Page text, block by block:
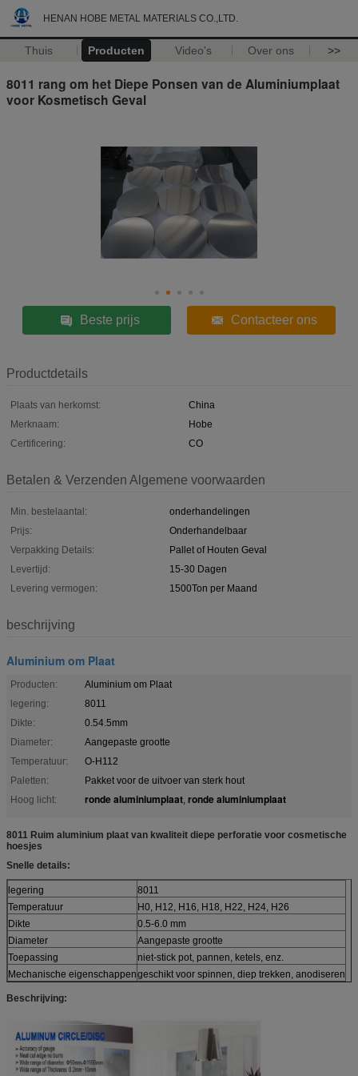
HENAN HOBE METAL MATERIALS CO.,LTD.
Thuis Producten Video's Over ons >>
8011 rang om het Diepe Ponsen van de Aluminiumplaat
voor Kosmetisch Geval
Beste prijs Contacteer ons
Productdetails
Plaats van herkomst:
China
Merknaam:
Hobe
Certificering:
CO
Betalen & Verzenden Algemene voorwaarden
Min. bestelaantal:
onderhandelingen
Prijs:
Onderhandelbaar
Verpakking Details:
Pallet of Houten Geval
Levertijd:
15-30 Dagen
Levering vermogen:
1500Ton per Maand
beschrijving
Aluminium om Plaat
Producten:
Aluminium om Plaat
legering:
8011
Dikte:
0.54.5mm
Diameter:
Aangepaste grootte
Temperatuur:
O-H112
Paletten:
Pakket voor de uitvoer van sterk hout
Hoog licht:
ronde aluminiumplaat, ronde aluminiumplaat
8011 Ruim aluminium plaat van kwaliteit diepe perforatie voor cosmetische
hoesjes
Snelle details:
legering
8011
Temperatuur
H0, H12, H16, H18, H22, H24, H26
Dikte
0.5-6.0 mm
Diameter
Aangepaste grootte
Toepassing
niet-stick pot, pannen, ketels, enz.
Mechanische eigenschappengeschikt voor spinnen, diep trekken, anodiseren
Beschrijving: